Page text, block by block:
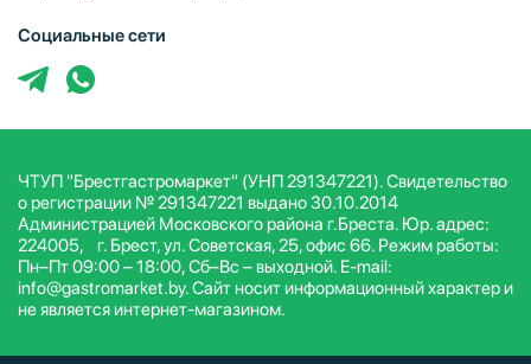
Социальные сети
ЧТУП "Брестгастромаркет" (УНП 291347221). Свидетельство
о регистрации № 291347221 выдано 30.10.2014
Администрацией Московского района г.Бреста. Юр. адрес:
224005, г. Брест, ул. Советская, 25, офис 66. Режим работы:
Пн–Пт 09:00 – 18:00, Сб–Вс – выходной. E-mail:
info@gastromarket.by. Сайт носит информационный характер и
не является интернет-магазином.